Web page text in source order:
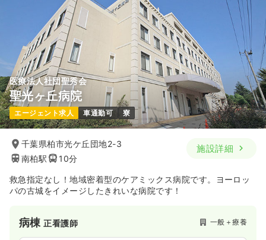
9:00～18:00
日祝休み
年間休日121日
4週8休以上
担当業務未経験可
ブランク可
第二新卒可
月給26万円以上可
気になる 詳細を見る
透析正・准看護師 一般＋療養
日勤のみ（常勤）
給与 24.9万円
時間 9:00～18:00（休憩60分）
月給24万円以上可
医療法人社団聖秀会
聖光ヶ丘病院
エージェント求人 車通勤可 寮
千葉県柏市光ケ丘団地2-3
南柏駅
10分
施設詳細
救急指定なし！地域密着型のケアミックス病院です。ヨーロッ
パの古城をイメージしたきれいな病院です！
病棟正看護師 一般＋療養